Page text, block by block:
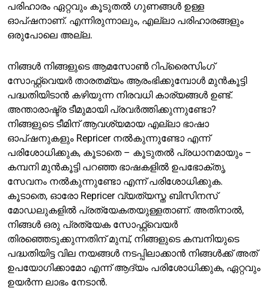
പരിഹാരം ഏറ്റവും കൂടുതൽ ഗുണങ്ങൾ ഉള്ള
ഓപ്ഷനാണ്. എന്നിരുന്നാലും, എല്ലാ പരിഹാരങ്ങളും
ഒരുപോലെ അല്ല.
നിങ്ങൾ നിങ്ങളുടെ ആമസോൺ റിപ്രൈസിംഗ്
സോഫ്റ്റ്വെയർ താരതമ്യം ആരംഭിക്കുമ്പോൾ മുൻകൂട്ടി
പദ്ധതിയിടാൻ കഴിയുന്ന നിരവധി കാര്യങ്ങൾ ഉണ്ട്.
അന്താരാഷ്ട്ര ടീമുമായി പ്രവർത്തിക്കുന്നുണ്ടോ?
നിങ്ങളുടെ ടീമിന് ആവശ്യമായ എല്ലാ ഭാഷാ
ഓപ്ഷനുകളും Repricer നൽകുന്നുണ്ടോ എന്ന്
പരിശോധിക്കുക, കൂടാതെ – കൂടുതൽ പ്രധാനമായും –
കമ്പനി മുൻകൂട്ടി പറഞ്ഞ ഭാഷകളിൽ ഉപഭോക്തൃ
സേവനം നൽകുന്നുണ്ടോ എന്ന് പരിശോധിക്കുക.
കൂടാതെ, ഓരോ Repricer വ്യത്യസ്ത ബിസിനസ്
മോഡലുകളിൽ പ്രത്യേകതയുള്ളതാണ്. അതിനാൽ,
നിങ്ങൾ ഒരു പ്രത്യേക സോഫ്റ്റ്വെയർ
തിരഞ്ഞെടുക്കുന്നതിന് മുമ്പ്, നിങ്ങളുടെ കമ്പനിയുടെ
പദ്ധതിയിട്ട വില നയങ്ങൾ നടപ്പിലാക്കാൻ നിങ്ങൾക്ക് അത്
ഉപയോഗിക്കാമോ എന്ന് ആദ്യം പരിശോധിക്കുക, ഏറ്റവും
ഉയർന്ന ലാഭം നേടാൻ.